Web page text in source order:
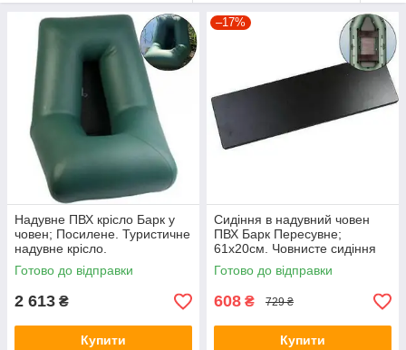
Надувне ПВХ крісло Барк у
човен; Посилене. Туристичне
надувне крісло.
Готово до відправки
2 613 ₴
Купити
–17%
Сидіння в надувний човен
ПВХ Барк Пересувне;
61х20см. Човнисте сидіння
Bark.
Готово до відправки
608 ₴ 729 ₴
Купити